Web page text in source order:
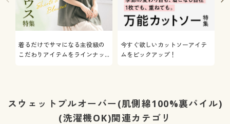
着るだけでサマになる主役級の
こだわりアイテムをラインナッ
今すぐ欲しいカットソーアイテ
ムをピックアップ！
スウェットプルオーバー(肌側綿100%裏パイル)
(洗濯機OK)関連カテゴリ